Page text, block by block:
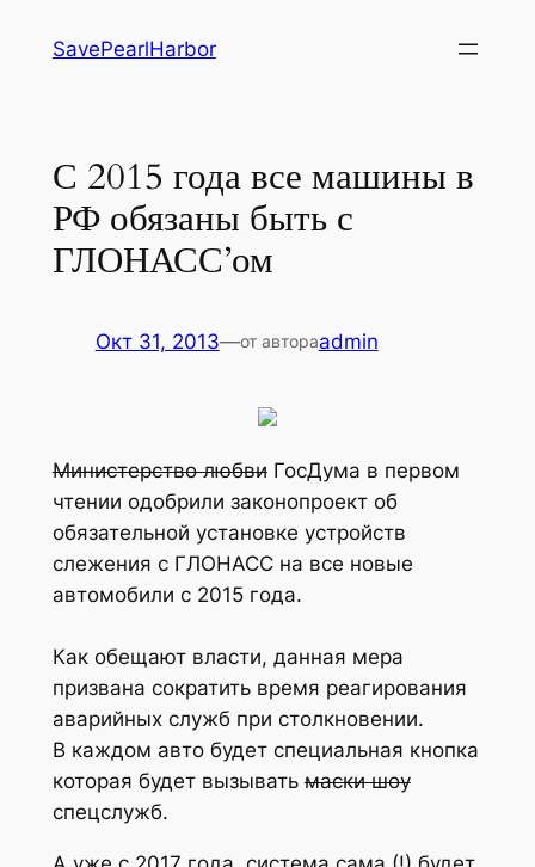
SavePearlHarbor
С 2015 года все машины в
РФ обязаны быть с
ГЛОНАСС’ом
Окт 31, 2013—от автораadmin
Министерство любвиГосДума в первом
чтении одобрили законопроект об
обязательной установке устройств
слежения с ГЛОНАСС на все новые
автомобили с 2015 года.
Как обещают власти, данная мера
призвана сократить время реагирования
аварийных служб при столкновении.
В каждом авто будет специальная кнопка
которая будет вызыватьмаски шоу
спецслужб.